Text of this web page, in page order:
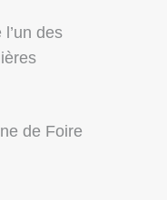
des
de Foire